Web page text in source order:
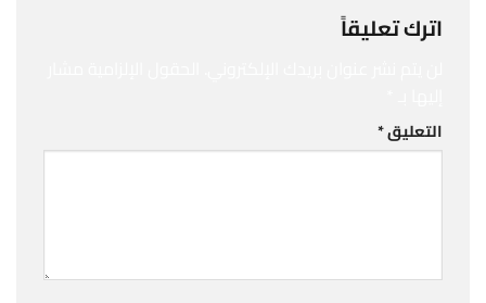
اترك تعليقاً
التعليق*